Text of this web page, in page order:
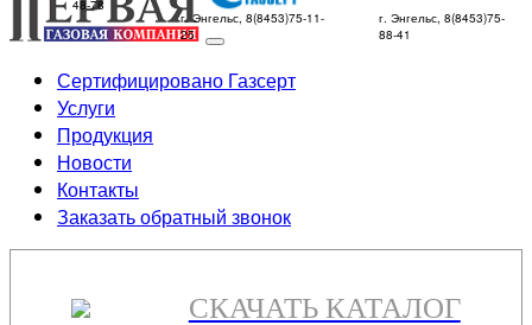
48-78
г. Энгельс, 8(8453)75-11-
25
г. Энгельс, 8(8453)75-
88-41
Сертифицировано Газсерт
Услуги
Продукция
Новости
Контакты
Заказать обратный звонок
СКАЧАТЬ КАТАЛОГ